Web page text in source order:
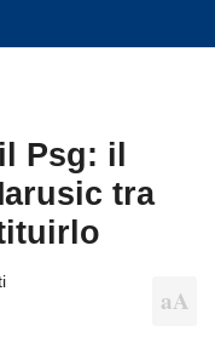
Psg: il
tra